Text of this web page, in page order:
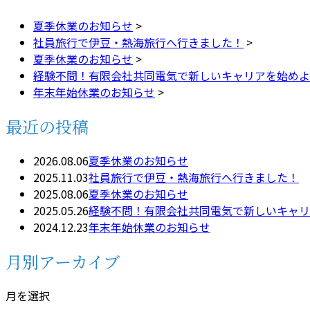
夏季休業のお知らせ >
社員旅行で伊豆・熱海旅行へ行きました！ >
夏季休業のお知らせ >
経験不問！有限会社共同電気で新しいキャリアを始めよ
年末年始休業のお知らせ >
最近の投稿
2026.08.06夏季休業のお知らせ
2025.11.03社員旅行で伊豆・熱海旅行へ行きました！
2025.08.06夏季休業のお知らせ
2025.05.26経験不問！有限会社共同電気で新しいキャ
2024.12.23年末年始休業のお知らせ
月別アーカイブ
月を選択